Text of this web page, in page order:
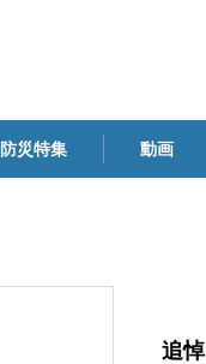
防災特集 動画
追悼